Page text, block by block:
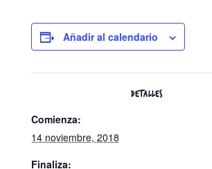
Añadir al calendario
DETALLES
Comienza:
14 noviembre, 2018
Finaliza: